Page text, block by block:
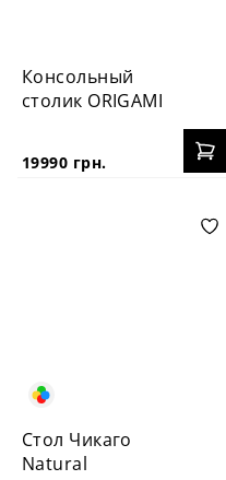
Консольный
столик ORIGAMI
19990 грн.
Стол Чикаго
Natural